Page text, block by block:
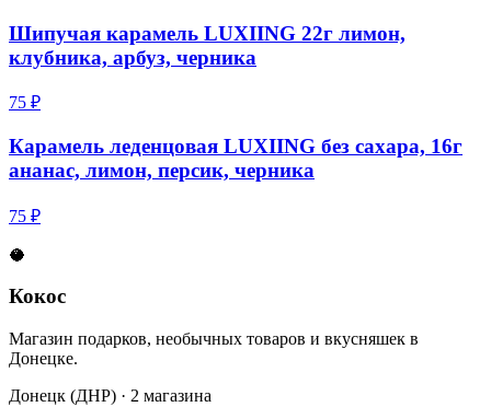
Шипучая карамель LUXIING 22г лимон,
клубника, арбуз, черника
75 ₽
Карамель леденцовая LUXIING без сахара, 16г
ананас, лимон, персик, черника
75 ₽
🥥
Кокос
Магазин подарков, необычных товаров и вкусняшек в
Донецке.
Донецк (ДНР) · 2 магазина